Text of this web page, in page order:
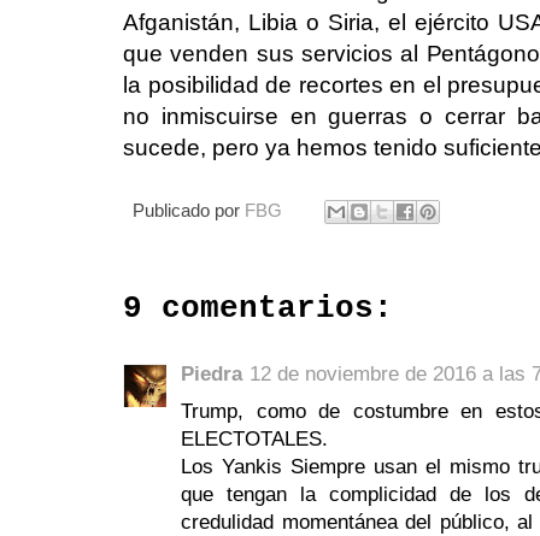
Afganistán, Libia o Siria, el ejército
que venden sus servicios al
la posibilidad de recortes en el
no inmiscuirse en guerras o cerrar
sucede, pero ya hemos tenido
Publicado por FBG
9 comentarios:
Piedra 12 de noviembre de 2016 a las
Trump, como de costumbre en
ELECTOTALES.
Los Yankis Siempre usan el mismo
que tengan la complicidad de los
credulidad momentánea del público,